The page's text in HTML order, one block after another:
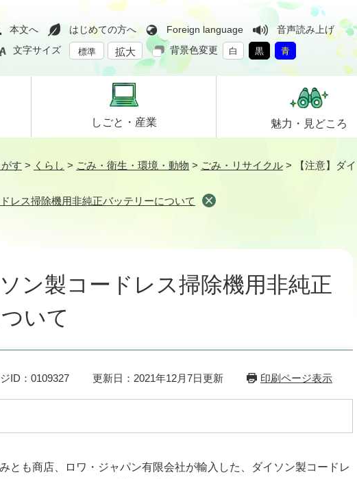
本文へ はじめての方へ Foreign language
音声読み上げ
文字サイズ
標準 拡大 背景色変更 白 黒 青
しごと・ 産業 魅力・ 見どころ
す > くらし > ごみ・衛生・環境・動物 > ごみ・リサイクル >
【注意】ダ
レス掃除機用非純正バッテリーについて
ソン製コードレス掃除機用非純正
いて
ID：0109327 更新日：2021年12月7日更新 印刷ページ表示
とも商店、ロワ・ジャパン有限会社が輸入した、ダイソン製コードレ